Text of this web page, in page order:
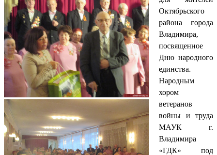
Октябрьского
района города
Владимира,
посвященное
Дню народного
единства.
Народным
хором
ветеранов
войны и труда
МАУК г.
Владимира
«ГДК» под